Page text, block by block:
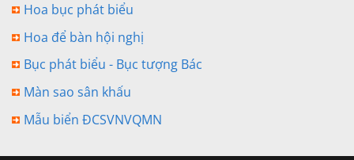
Hoa bục phát biểu
Hoa để bàn hội nghị
Bục phát biểu - Bục tượng Bác
Màn sao sân khấu
Mẫu biển ĐCSVNVQMN